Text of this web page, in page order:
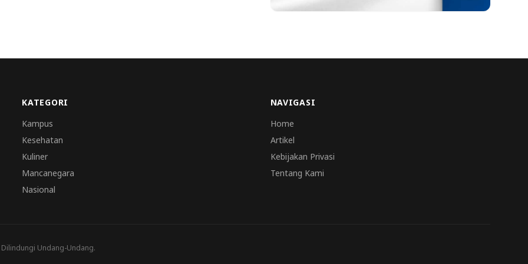
KATEGORI
Kampus
Kesehatan
Kuliner
Mancanegara
Nasional
NAVIGASI
Home
Artikel
Kebijakan Privasi
Tentang Kami
Undang-Undang.